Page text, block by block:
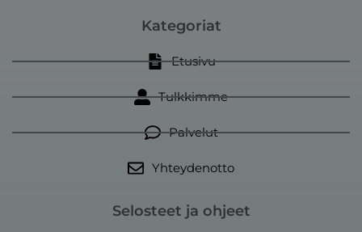
e
b
o
o
k
Kategoriat
Etusivu
Tulkkimme
Palvelut
Yhteydenotto
Selosteet ja ohjeet